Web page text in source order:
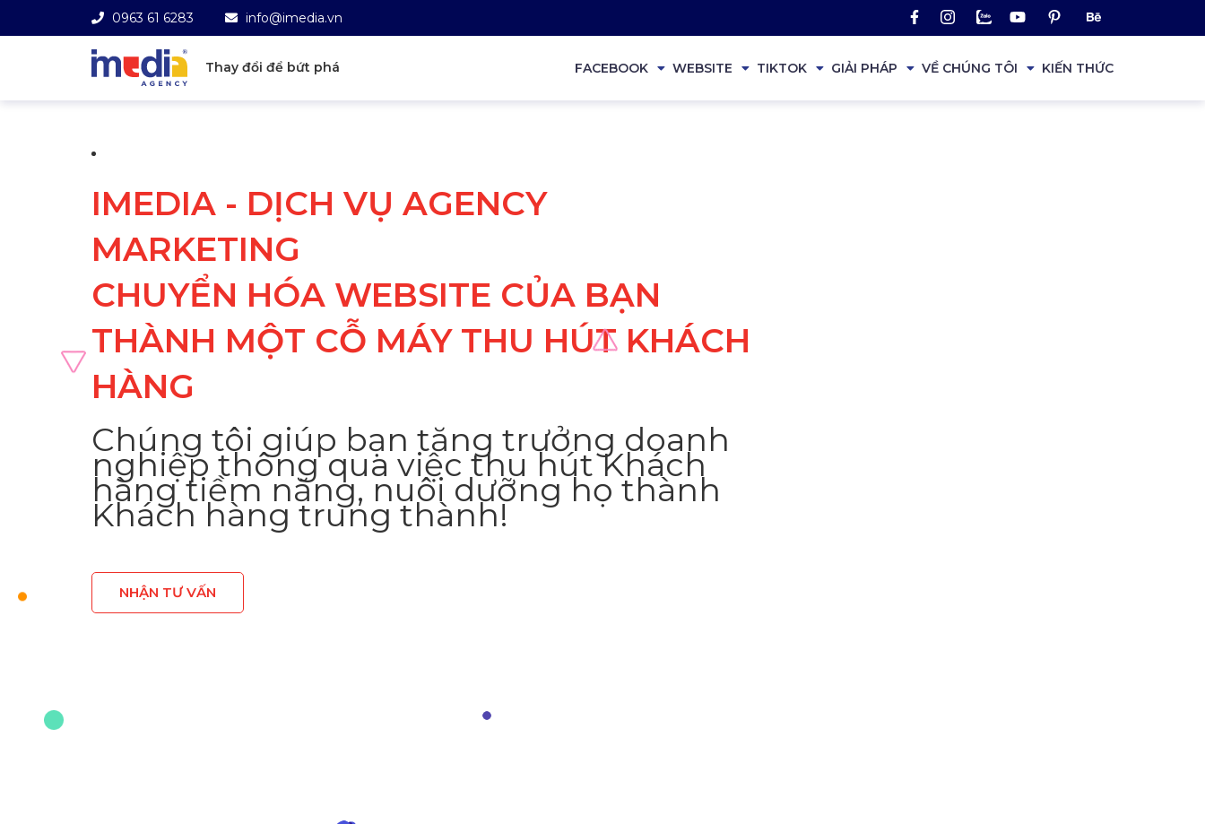
0963 61 6283 info@imedia.vn
Thay đổi để bứt phá FACEBOOK WEBSITE TIKTOK GIẢI PHÁP VỀ CHÚNG TÔI KIẾN THỨC
IMEDIA - DỊCH VỤ AGENCY
MARKETING
CHUYỂN HÓA WEBSITE CỦA BẠN
THÀNH MỘT CỖ MÁY THU HÚT KHÁCH
HÀNG
Chúng tôi giúp bạn tăng trưởng doanh
nghiệp thông qua việc thu hút Khách
hàng tiềm năng, nuôi dưỡng họ thành
Khách hàng trung thành!
NHẬN TƯ VẤN